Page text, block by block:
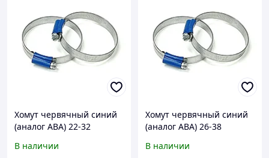
Хомут червячный синий
(аналог ABA) 22-32
В наличии
Хомут червячный синий
(аналог ABA) 26-38
В наличии